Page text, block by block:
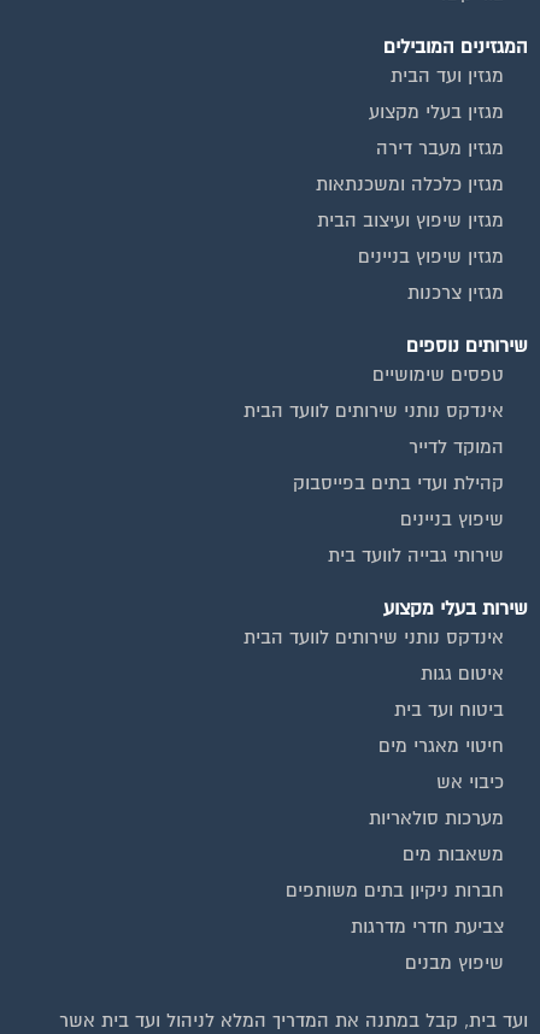
המגזינים המובילים
מגזין ועד הבית
מגזין בעלי מקצוע
מגזין מעבר דירה
מגזין כלכלה ומשכנתאות
מגזין שיפוץ ועיצוב הבית
מגזין שיפוץ בניינים
מגזין צרכנות
שירותים נוספים
טפסים שימושיים
אינדקס נותני שירותים לוועד הבית
המוקד לדייר
קהילת ועדי בתים בפייסבוק
שיפוץ בניינים
שירותי גבייה לוועד בית
שירות בעלי מקצוע
אינדקס נותני שירותים לוועד הבית
איטום גגות
ביטוח ועד בית
חיטוי מאגרי מים
כיבוי אש
מערכות סולאריות
משאבות מים
חברות ניקיון בתים משותפים
צביעת חדרי מדרגות
שיפוץ מבנים
ועד בית, קבל במתנה את המדריך המלא לניהול ועד בית אשר